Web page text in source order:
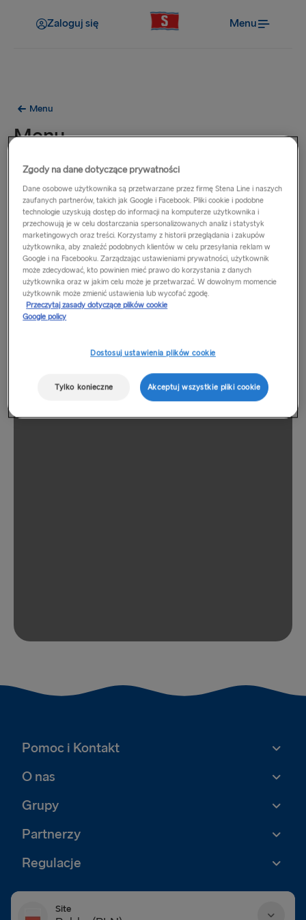
Zaloguj się Menu
Menu
Menu
Pozycje z tego menu dostępne są na wszystkich naszych
promach na trasach pomiędzy Holandią i Wielką Brytanią.
Pomoc i Kontakt
O nas
Grupy
Partnerzy
Regulacje
Site
Zgody na dane dotyczące prywatności
Dane osobowe użytkownika są przetwarzane przez firmę Stena Line i naszych
zaufanych partnerów, takich jak Google i Facebook. Pliki cookie i podobne
technologie uzyskują dostęp do informacji na komputerze użytkownika i
przechowują je w celu dostarczania spersonalizowanych analiz i statystyk
marketingowych oraz treści. Korzystamy z historii przeglądania i zakupów
użytkownika, aby znaleźć podobnych klientów w celu przesyłania reklam w
Google i na Facebooku. Zarządzając ustawieniami prywatności, użytkownik
może zdecydować, kto powinien mieć prawo do korzystania z danych
użytkownika oraz w jakim celu może je przetwarzać. W dowolnym momencie
użytkownik może zmienić ustawienia lub wycofać zgodę.
Przeczytaj zasady dotyczące plików cookie
Google policy
Dostosuj ustawienia plików cookie
Tylko konieczne Akceptuj wszystkie pliki cookie